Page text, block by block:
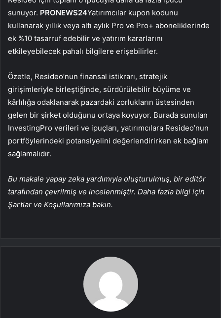
sunuyor. PRONEWS24Yatırımcılar kupon kodunu
kullanarak yıllık veya altı aylık Pro ve Pro+ aboneliklerinde
ek %10 tasarruf edebilir ve yatırım kararlarını
etkileyebilecek pahalı bilgilere erişebilirler.
Özetle, Resideo’nun finansal istikrarı, stratejik
girişimleriyle birleştiğinde, sürdürülebilir büyüme ve
kârlılığa odaklanarak pazardaki zorlukların üstesinden
gelen bir şirket olduğunu ortaya koyuyor. Burada sunulan
InvestingPro verileri ve ipuçları, yatırımcılara Resideo’nun
portföylerindeki potansiyelini değerlendirirken ek bağlam
sağlamalıdır.
Bu makale yapay zeka yardımıyla oluşturulmuş, bir editör
tarafından çevrilmiş ve incelenmiştir. Daha fazla bilgi için
Şartlar ve Koşullarımıza bakın.